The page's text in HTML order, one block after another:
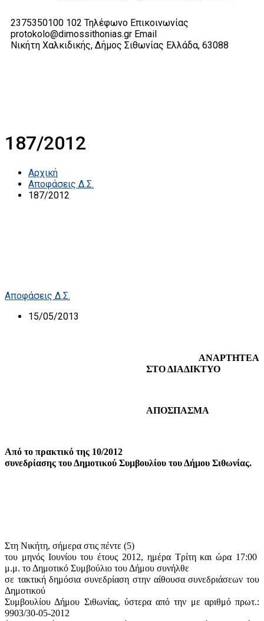
2375350100 102 Τηλέφωνο Επικοινωνίας
protokolo@dimossithonias.gr Email
Νικήτη Χαλκιδικής, Δήμος Σιθωνίας Ελλάδα, 63088
187/2012
Αρχική
Αποφάσεις Δ.Σ.
187/2012
Αποφάσεις Δ.Σ.
15/05/2013
ΑΝΑΡΤΗΤΕΑ
ΣΤΟ ΔΙΑΔΙΚΤΥΟ
ΑΠΟΣΠΑΣΜΑ
Από το πρακτικό της 10/2012
συνεδρίασης του Δημοτικού Συμβουλίου του Δήμου Σιθωνίας.
Στη Νικήτη, σήμερα στις πέντε (5)
του μηνός Ιουνίου του έτους 2012, ημέρα Τρίτη και ώρα 17:00
μ.μ. το Δημοτικό Συμβούλιο του Δήμου συνήλθε
σε τακτική δημόσια συνεδρίαση στην αίθουσα συνεδριάσεων του
Δημοτικού
Συμβουλίου Δήμου Σιθωνίας, ύστερα από την με αριθμό πρωτ.:
9903/30-05-2012